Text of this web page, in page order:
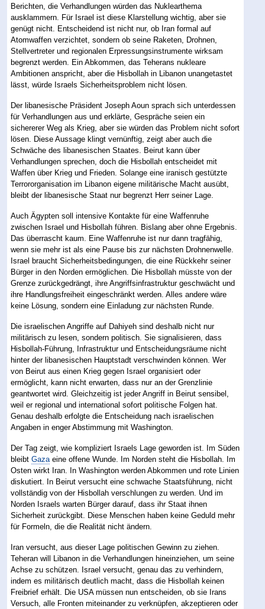
Berichten, die Verhandlungen würden das Nuklearthema
ausklammern. Für Israel ist diese Klarstellung wichtig, aber sie
genügt nicht. Entscheidend ist nicht nur, ob Iran formal auf
Atomwaffen verzichtet, sondern ob seine Raketen, Drohnen,
Stellvertreter und regionalen Erpressungsinstrumente wirksam
begrenzt werden. Ein Abkommen, das Teherans nukleare
Ambitionen anspricht, aber die Hisbollah in Libanon unangetastet
lässt, würde Israels Sicherheitsproblem nicht lösen.
Der libanesische Präsident Joseph Aoun sprach sich unterdessen
für Verhandlungen aus und erklärte, Gespräche seien ein
sichererer Weg als Krieg, aber sie würden das Problem nicht sofort
lösen. Diese Aussage klingt vernünftig, zeigt aber auch die
Schwäche des libanesischen Staates. Beirut kann über
Verhandlungen sprechen, doch die Hisbollah entscheidet mit
Waffen über Krieg und Frieden. Solange eine iranisch gestützte
Terrororganisation im Libanon eigene militärische Macht ausübt,
bleibt der libanesische Staat nur begrenzt Herr seiner Lage.
Auch Ägypten soll intensive Kontakte für eine Waffenruhe
zwischen Israel und Hisbollah führen. Bislang aber ohne Ergebnis.
Das überrascht kaum. Eine Waffenruhe ist nur dann tragfähig,
wenn sie mehr ist als eine Pause bis zur nächsten Drohnenwelle.
Israel braucht Sicherheitsbedingungen, die eine Rückkehr seiner
Bürger in den Norden ermöglichen. Die Hisbollah müsste von der
Grenze zurückgedrängt, ihre Angriffsinfrastruktur geschwächt und
ihre Handlungsfreiheit eingeschränkt werden. Alles andere wäre
keine Lösung, sondern eine Einladung zur nächsten Runde.
Die israelischen Angriffe auf Dahiyeh sind deshalb nicht nur
militärisch zu lesen, sondern politisch. Sie signalisieren, dass
Hisbollah-Führung, Infrastruktur und Entscheidungsräume nicht
hinter der libanesischen Hauptstadt verschwinden können. Wer
von Beirut aus einen Krieg gegen Israel organisiert oder
ermöglicht, kann nicht erwarten, dass nur an der Grenzlinie
geantwortet wird. Gleichzeitig ist jeder Angriff in Beirut sensibel,
weil er regional und international sofort politische Folgen hat.
Genau deshalb erfolgte die Entscheidung nach israelischen
Angaben in enger Abstimmung mit Washington.
Der Tag zeigt, wie kompliziert Israels Lage geworden ist. Im Süden
bleibtGaza eine offene Wunde. Im Norden steht die Hisbollah. Im
Osten wirkt Iran. In Washington werden Abkommen und rote Linien
diskutiert. In Beirut versucht eine schwache Staatsführung, nicht
vollständig von der Hisbollah verschlungen zu werden. Und im
Norden Israels warten Bürger darauf, dass ihr Staat ihnen
Sicherheit zurückgibt. Diese Menschen haben keine Geduld mehr
für Formeln, die die Realität nicht ändern.
Iran versucht, aus dieser Lage politischen Gewinn zu ziehen.
Teheran will Libanon in die Verhandlungen hineinziehen, um seine
Achse zu schützen. Israel versucht, genau das zu verhindern,
indem es militärisch deutlich macht, dass die Hisbollah keinen
Freibrief erhält. Die USA müssen nun entscheiden, ob sie Irans
Versuch, alle Fronten miteinander zu verknüpfen, akzeptieren oder